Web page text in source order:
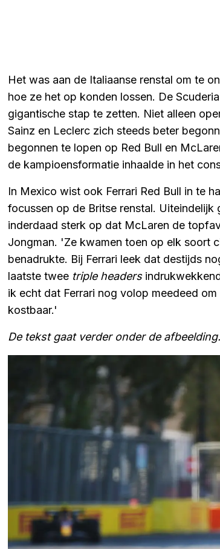
Het was aan de Italiaanse renstal om te
hoe ze het op konden lossen. De
gigantische stap te zetten. Niet alleen
Sainz en Leclerc zich steeds beter
begonnen te lopen op Red Bull en
de kampioensformatie inhaalde in het
In Mexico wist ook Ferrari Red Bull in te
focussen op de Britse renstal.
inderdaad sterk op dat McLaren de
Jongman. 'Ze kwamen toen op elk soort
benadrukte. Bij Ferrari leek dat destijds
laatste twee triple headers
ik echt dat Ferrari nog volop meedeed
kostbaar.'
De tekst gaat verder onder de afbeelding.